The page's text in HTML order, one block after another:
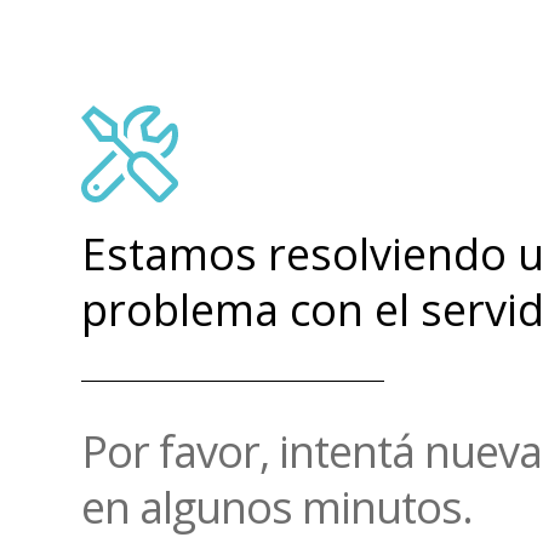
Estamos resolviendo
problema con el
Por favor, intentá
en algunos minutos.